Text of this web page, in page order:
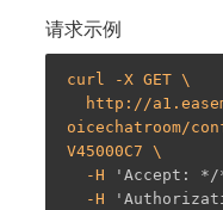
请求示例
curl -X GET \
oicechatroom/
V45000C7 \
  -
H 'Accept:
  -
H